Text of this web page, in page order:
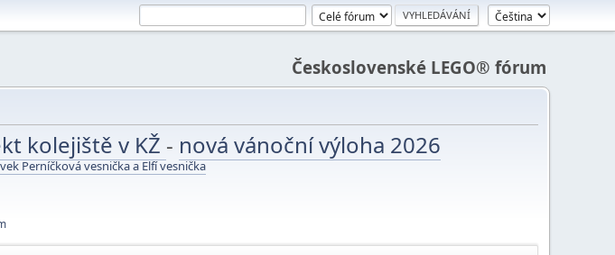
Československé LEGO® fórum
kolejiště v KŽ - nová vánoční výloha 2026
Perníčková vesnička a Elfí vesnička